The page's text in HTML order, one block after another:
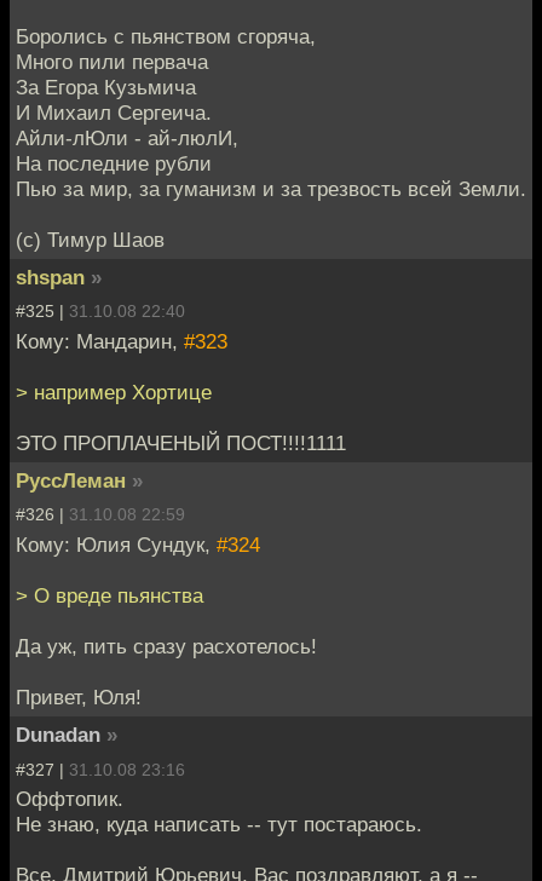
Боролись с пьянством сгоряча,
Много пили первача
За Егора Кузьмича
И Михаил Сергеича.
Айли-лЮли - ай-люлИ,
На последние рубли
Пью за мир, за гуманизм и за трезвость всей Земли.
(с) Тимур Шаов
shspan »
#325 | 31.10.08 22:40
Кому: Мандарин, #323
> например Хортице
ЭТО ПРОПЛАЧЕНЫЙ ПОСТ!!!!1111
РуссЛеман »
#326 | 31.10.08 22:59
Кому: Юлия Сундук, #324
> О вреде пьянства
Да уж, пить сразу расхотелось!
Привет, Юля!
Dunadan »
#327 | 31.10.08 23:16
Оффтопик.
Не знаю, куда написать -- тут постараюсь.
Все, Дмитрий Юрьевич, Вас поздравляют, а я --